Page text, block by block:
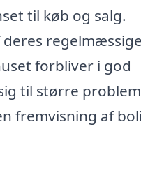
til køb og salg.
regelmæssige
forbliver i god
til større
fremvisning af